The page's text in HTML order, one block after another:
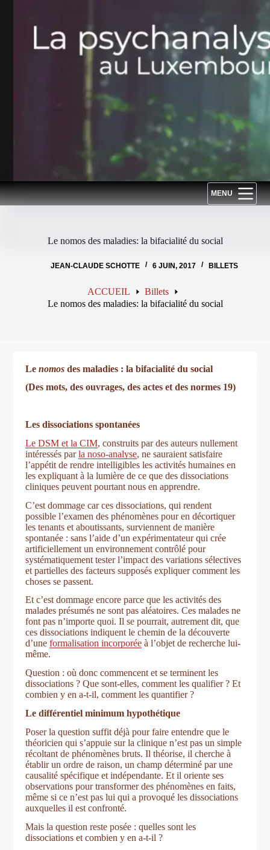
MENU
Le nomos des maladies: la bifacialité du social
JEAN-CLAUDE SCHOTTE 6 JUIN, 2017 BILLETS
ACCUEIL
Billets
Le nomos des maladies: la bifacialité du social
Lenomos des maladies : la bifacialité du social
(Des mots, des ouvrages, des actes et des normes 19)
Les dissociations spontanées
Le DSM et la CIM, construits par des auteurs nullement
intéressés parla noso-analyse, ne sauraient satisfaire
l’appétit de rendre intelligibles les activités humaines en
les expliquant à la lumière de ce que des dissociations
cliniques peuvent pourtant nous en apprendre.
C’est dommage car ces dissociations, qui rendent
possible l’examen des phénomènes pour en décortiquer
les tenants et aboutissants, surviennent de manière
spontanée : sans l’aide d’un expérimentateur qui crée
artificiellement un environnement contrôlé pour
systématiquement tester l’impact des variations sélectives
et partielles des facteurs supposés expliquer comment les
choses se passent.
Et c’est dommage encore parce que les activités des
malades présumés ne sont pas aléatoires. Ces malades ne
font pas n’importe quoi. Il se pourrait, autrement dit, que
ces dissociations indiquent le chemin de la découverte
d’uneformalisation incorporée à l’objet de recherche lui-
même.
Question : où donc commencent et se terminent les
dissociations ? Que sont-elles, comment les qualifier ? Et
combien y en a-t-il, comment les quantifier ?
Le différentiel minimum hypothétique
Poser la question suffit déjà pour faire entendre que le
théoricien qui s’appuie sur la clinique n’est pas un simple
récoltant de phénomènes bruts. Il théorise, il cherche à
établir un ordre de raison, un champ déterminé par une
causalité spécifique et indépendante. Et il oriente ses
observations pour transformer des phénomènes en faits,
même si ce n’est pas lui qui a provoqué les dissociations
auxquelles il est confronté.
Mais la question reste posée : quelles sont les
dissociations et combien y en a-t-il ?